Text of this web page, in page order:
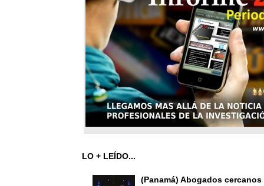
LO + LEÍDO...
(Panamá) Abogados